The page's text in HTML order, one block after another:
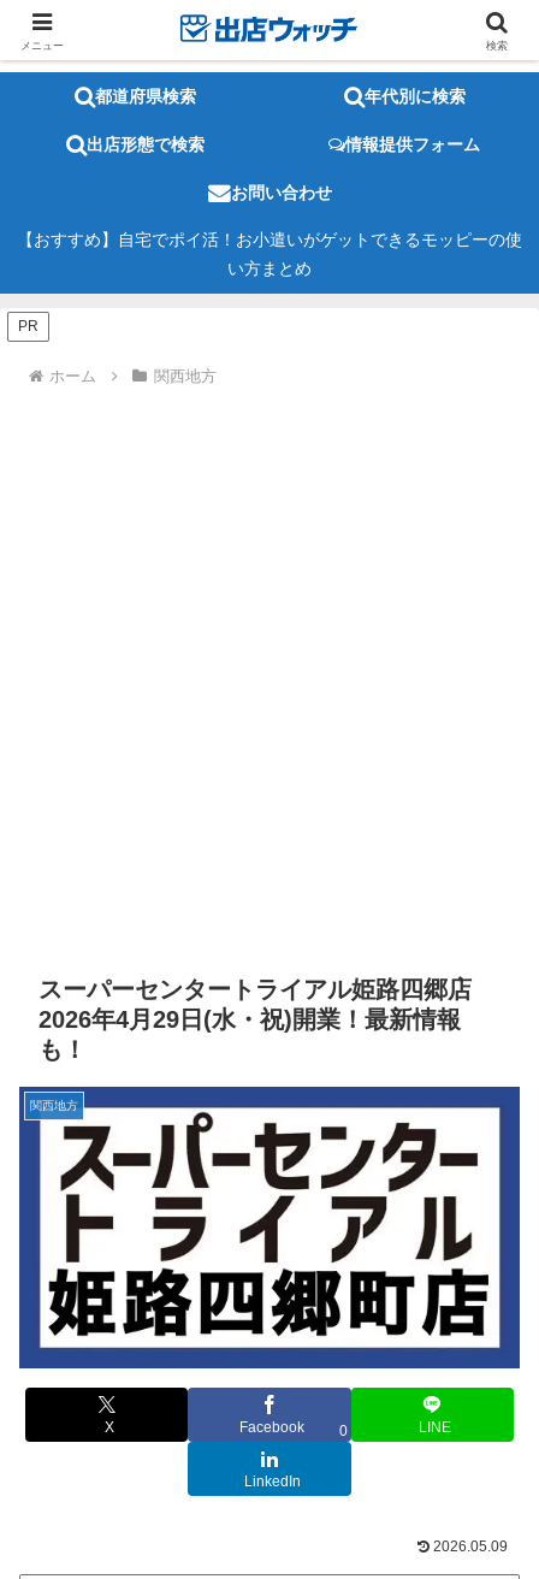
都道府県検索 年代別に検索
出店形態で検索 情報提供フォーム
お問い合わせ
【おすすめ】自宅でポイ活！お小遣いがゲットできるモッピーの使
い方まとめ
PR
ホーム 関西地方
スーパーセンタートライアル姫路四郷店
2026年4月29日(水・祝)開業！最新情報
も！
関西地方
X Facebook 0 LINE
LinkedIn
2026.05.09
メニュー 検索